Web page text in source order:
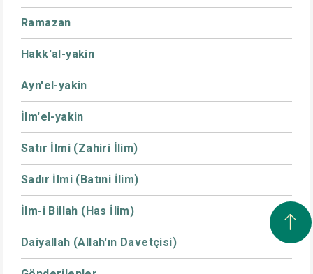
Ramazan
Hakk'al-yakin
Ayn'el-yakin
İlm'el-yakin
Satır İlmi (Zahiri İlim)
Sadır İlmi (Batıni İlim)
İlm-i Billah (Has İlim)
Daiyallah (Allah'ın Davetçisi)